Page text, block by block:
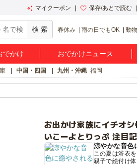
マイクーポン 保存/あとで読む
春休み 雨の日でもOK 動
でかけ おでかけニュース
中国・四国 九州・沖縄 福岡
お出かけ家族にイチオシ
いこーよとりっぷ 注目
涼やかな音色
この夏は浴衣
親子で絵付け